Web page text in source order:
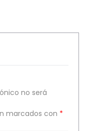
no será
marcados con *